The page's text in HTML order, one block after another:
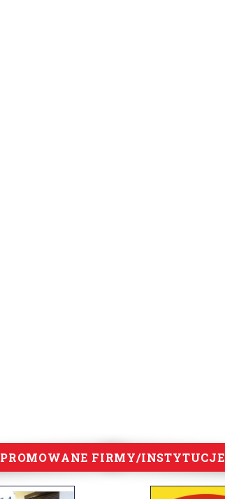
PROMOWANE FIRMY/INSTYTUCJE